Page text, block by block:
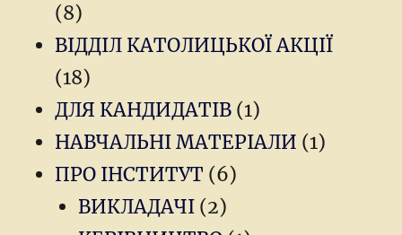
(8)
ВІДДІЛ КАТОЛИЦЬКОЇ АКЦІЇ
(18)
ДЛЯ КАНДИДАТІВ(1)
НАВЧАЛЬНІ МАТЕРІАЛИ (1)
ПРО ІНСТИТУТ (6)
ВИКЛАДАЧІ(2)